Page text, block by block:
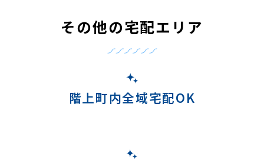
その他の宅配エリア
階上町内全域宅配OK